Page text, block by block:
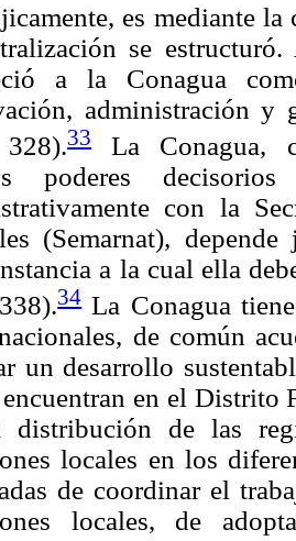
es mediante
se
a la Conagua
administración y
33La Conagua,
poderes
con la
(Semarnat),
a la cual ella
34La Conagua
de común
un desarrollo
en el Distrito
distribución de las
locales en los
de coordinar el
locales, de